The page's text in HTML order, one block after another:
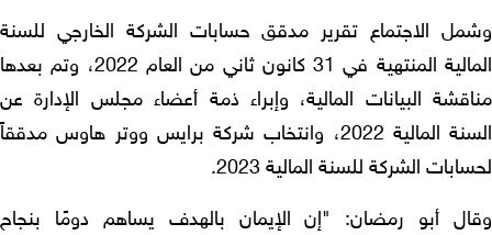
الاجتماع تقرير مدقق حسابات الشركة الخارجي للسنة
المالية المنتهية في 31 كانون ثاني من العام 2022، وتم بعدها
البيانات المالية، وإبراء ذمة أعضاء مجلس الإدارة عن
السنة المالية 2022، وانتخاب شركة برايس ووتر هاوس مدققاً
الشركة للسنة المالية 2023.
أبو رمضان: "إن الإيمان بالهدف يساهم دومًا بنجاح